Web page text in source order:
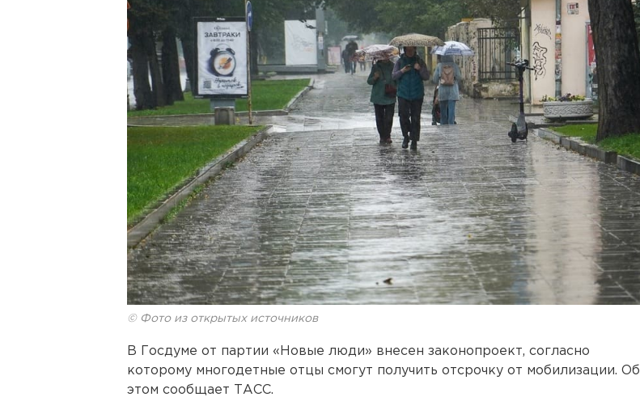
© Фото из открытых источников
В Госдуме от партии «Новые люди» внесен законопроект, согласно
которому многодетные отцы смогут получить отсрочку от мобилизации. Об
этом сообщает ТАСС.